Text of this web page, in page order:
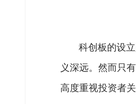
科创板的设
义深远。然而只
高度重视投资者